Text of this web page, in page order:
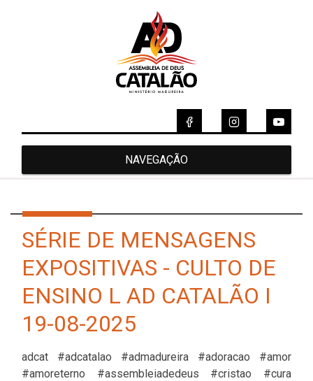
NAVEGAÇÃO
SÉRIE DE MENSAGENS
EXPOSITIVAS - CULTO DE
ENSINO L AD CATALÃO I
19-08-2025
adcat #adcatalao #admadureira #adoracao #amor
#amoreterno #assembleiadedeus #cristao #cura